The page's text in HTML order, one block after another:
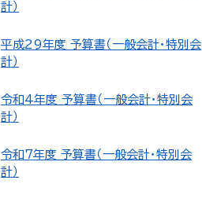
計）
平成29年度 予算書（一般会計・特別会
計）
令和4年度 予算書（一般会計・特別会
計）
令和7年度 予算書（一般会計・特別会
計）